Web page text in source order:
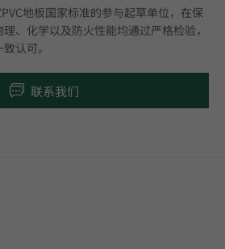
地板国家标准的参与起草单位，在保
、化学以及防火性能均通过严格检验，
认可。
联系我们